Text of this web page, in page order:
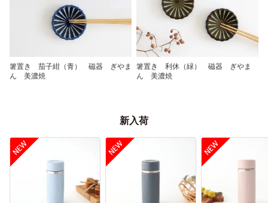
箸置き 茄子紺（青） 磁器 ぎやま
ん 美濃焼
箸置き 利休（緑） 磁器 ぎやま
ん 美濃焼
新入荷